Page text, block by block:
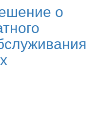
о